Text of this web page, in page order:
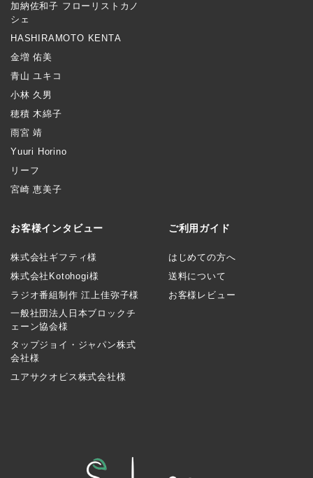
加納佐和子 フローリストカノ
シェ
HASHIRAMOTO KENTA
金増 佑美
青山 ユキコ
小林 久男
穂積 木綿子
雨宮 靖
Yuuri Horino
リーフ
宮崎 恵美子
お客様インタビュー
株式会社ギフティ様
株式会社Kotohogi様
ラジオ番組制作 江上佳弥子様
一般社団法人日本ブロックチ
ェーン協会様
タップジョイ・ジャパン株式
会社様
ユアサクオビス株式会社様
ご利用ガイド
はじめての方へ
送料について
お客様レビュー